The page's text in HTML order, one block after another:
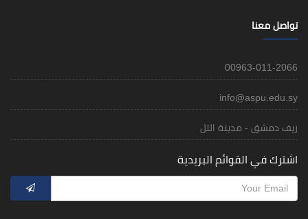
تواصل معنا
00963-011-2066
info@aspu.edu.sy
ريف دمشق - مدينة التل
اشترك في القوائم البريدية